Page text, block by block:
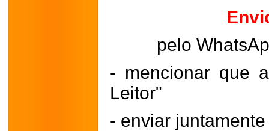
pelo
- mencionar que
Leitor"
- enviar